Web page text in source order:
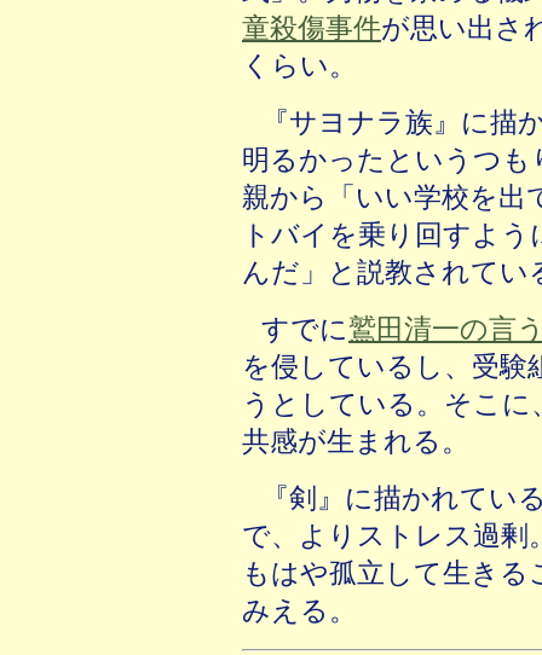
童殺傷事件が思い出さ
くらい。
『サヨナラ族』に描
明るかったというつ
親から「いい学校を出
トバイを乗り回すよ
んだ」と説教されてい
すでに鷲田清一の言
を侵しているし、受験
うとしている。そこ
共感が生まれる。
『剣』に描かれてい
で、よりストレス過剰
もはや孤立して生き
みえる。